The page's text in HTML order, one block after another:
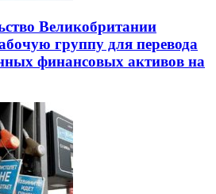
Великобритании
группу для перевода
финансовых активов на